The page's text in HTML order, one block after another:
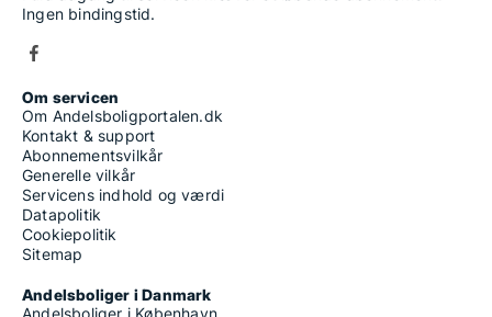
Ingen bindingstid.
Om servicen
Om Andelsboligportalen.dk
Kontakt & support
Abonnementsvilkår
Generelle vilkår
Servicens indhold og værdi
Datapolitik
Cookiepolitik
Sitemap
Andelsboliger i Danmark
Andelsboliger i København